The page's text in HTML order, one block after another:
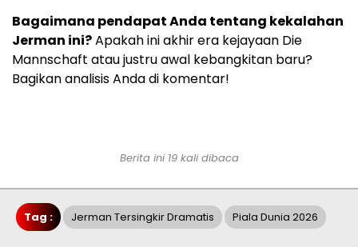
Bagaimana pendapat Anda tentang kekalahan
Jerman ini?Apakah ini akhir era kejayaan Die
Mannschaft atau justru awal kebangkitan baru?
Bagikan analisis Anda di komentar!
Berita ini 19 kali dibaca
Tag : Jerman Tersingkir Dramatis Piala Dunia 2026